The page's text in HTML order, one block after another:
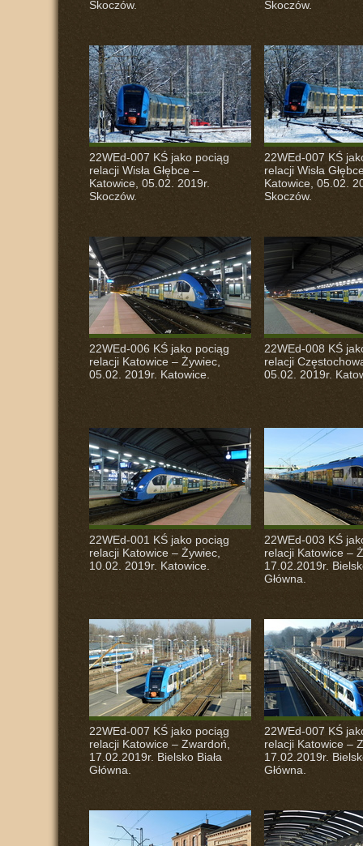
Skoczów.
Skoczów.
22WEd-007 KŚ jako pociąg
relacji Wisła Głębce –
Katowice, 05.02. 2019r.
Skoczów.
22WEd-007 KŚ
relacji Wisła
Katowice, 05.02.
Skoczów.
22WEd-006 KŚ jako pociąg
relacji Katowice – Żywiec,
05.02. 2019r. Katowice.
22WEd-008 KŚ
relacji
05.02. 2019r.
22WEd-001 KŚ jako pociąg
relacji Katowice – Żywiec,
10.02. 2019r. Katowice.
22WEd-003 KŚ
relacji Katowice –
17.02.2019r.
Główna.
22WEd-007 KŚ jako pociąg
relacji Katowice – Zwardoń,
17.02.2019r. Bielsko Biała
Główna.
22WEd-007 KŚ
relacji Katowice –
17.02.2019r.
Główna.